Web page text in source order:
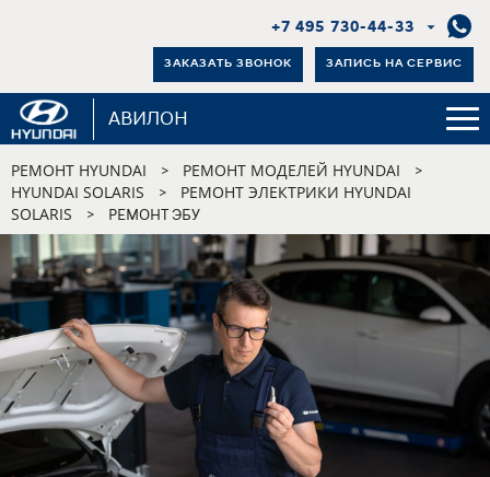
+7 495 730-44-33
ЗАКАЗАТЬ ЗВОНОК ЗАПИСЬ НА СЕРВИС
АВИЛОН
РЕМОНТ HYUNDAI > РЕМОНТ МОДЕЛЕЙ HYUNDAI >
HYUNDAI SOLARIS >
РЕМОНТ ЭЛЕКТРИКИ HYUNDAI
SOLARIS
> РЕМОНТ ЭБУ